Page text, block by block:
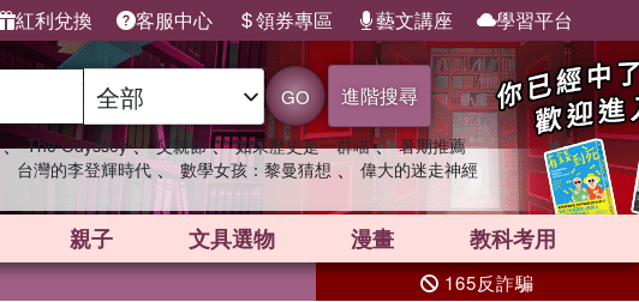
紅利兌換 客服中心 領券專區 藝文講座 學習平台
GO 進階搜尋
、 The Odyssey 、 父親節 、 如果歷史是一群喵 、 暑期推薦
台灣的李登輝時代 、 數學女孩：黎曼猜想 、 偉大的迷走神經
親子 文具選物 漫畫 教科考用
165反詐騙